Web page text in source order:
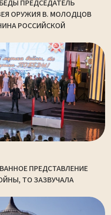
ПРЕДСЕДАТЕЛЬ
ОРУЖИЯ В. МОЛОДЦОВ
РОССИЙСКОЙ
ПРЕДСТАВЛЕНИЕ
ТО ЗАЗВУЧАЛА